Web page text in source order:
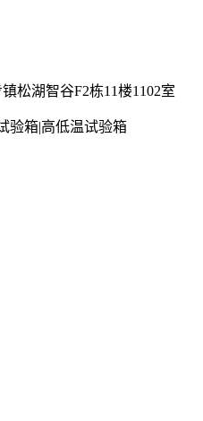
松湖智谷F2栋11楼1102室
验箱|高低温试验箱